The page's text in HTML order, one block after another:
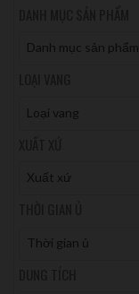
Danh mục sản phẩm
Loại vang
Xuất xứ
Thời gian ủ